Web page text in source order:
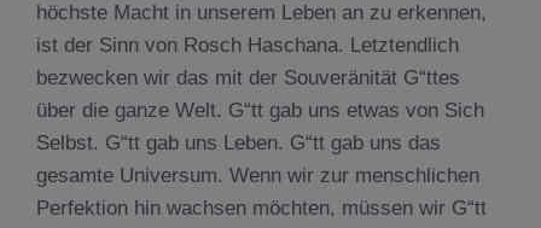
höchste Macht in unserem Leben an zu erkennen,
ist der Sinn von Rosch Haschana. Letztendlich
bezwecken wir das mit der Souveränität G“ttes
über die ganze Welt. G“tt gab uns etwas von Sich
Selbst. G“tt gab uns Leben. G“tt gab uns das
gesamte Universum. Wenn wir zur menschlichen
Perfektion hin wachsen möchten, müssen wir G“tt